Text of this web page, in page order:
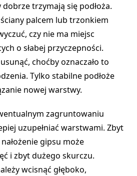
trzymają się podłoża.
palcem lub trzonkiem
czy nie ma miejsc
o słabej przyczepności.
choćby oznaczało to
Tylko stabilne podłoże
nowej warstwy.
zagruntowaniu
uzupełniać warstwami. Zbyt
gipsu może
i zbyt dużego skurczu.
wcisnąć głęboko,